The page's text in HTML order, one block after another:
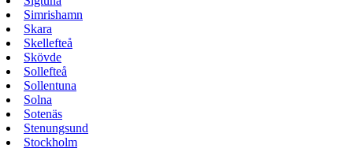
Simrishamn
Skara
Skellefteå
Skövde
Sollefteå
Sollentuna
Solna
Sotenäs
Stenungsund
Stockholm